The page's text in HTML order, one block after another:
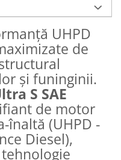
UHPD
de
și funinginii.
S SAE
de motor
înaltă (UHPD -
Diesel),